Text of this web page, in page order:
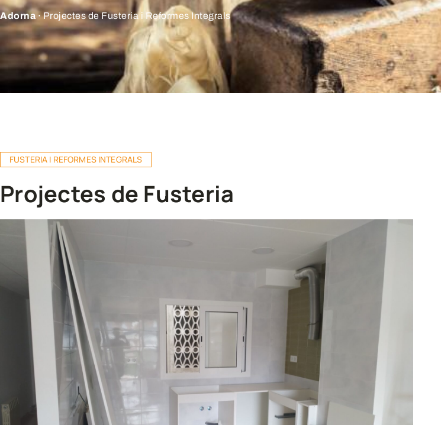
Adorna ·Projectes de Fusteria i Reformes Integrals
FUSTERIA I REFORMES INTEGRALS
Projectes de Fusteria